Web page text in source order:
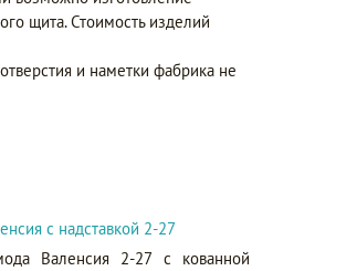
щита. Стоимость изделий
и наметки фабрика не
с надставкой 2-27
Валенсия 2-27 с кованной